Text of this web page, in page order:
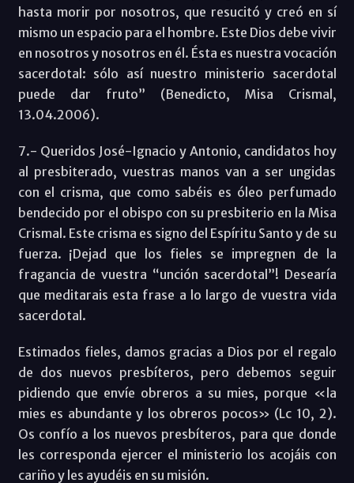
hasta morir por nosotros, que resucitó y creó en sí
mismo un espacio para el hombre. Este Dios debe vivir
en nosotros y nosotros en él. Ésta es nuestra vocación
sacerdotal: sólo así nuestro ministerio sacerdotal
puede dar fruto” (Benedicto, Misa Crismal,
13.04.2006).
7.- Queridos José-Ignacio y Antonio, candidatos hoy
al presbiterado, vuestras manos van a ser ungidas
con el crisma, que como sabéis es óleo perfumado
bendecido por el obispo con su presbiterio en la Misa
Crismal. Este crisma es signo del Espíritu Santo y de su
fuerza. ¡Dejad que los fieles se impregnen de la
fragancia de vuestra “unción sacerdotal”! Desearía
que meditarais esta frase a lo largo de vuestra vida
sacerdotal.
Estimados fieles, damos gracias a Dios por el regalo
de dos nuevos presbíteros, pero debemos seguir
pidiendo que envíe obreros a su mies, porque «la
mies es abundante y los obreros pocos» (Lc 10, 2).
Os confío a los nuevos presbíteros, para que donde
les corresponda ejercer el ministerio los acojáis con
cariño y les ayudéis en su misión.